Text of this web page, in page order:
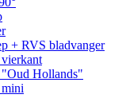
+ RVS bladvanger
"Oud Hollands"